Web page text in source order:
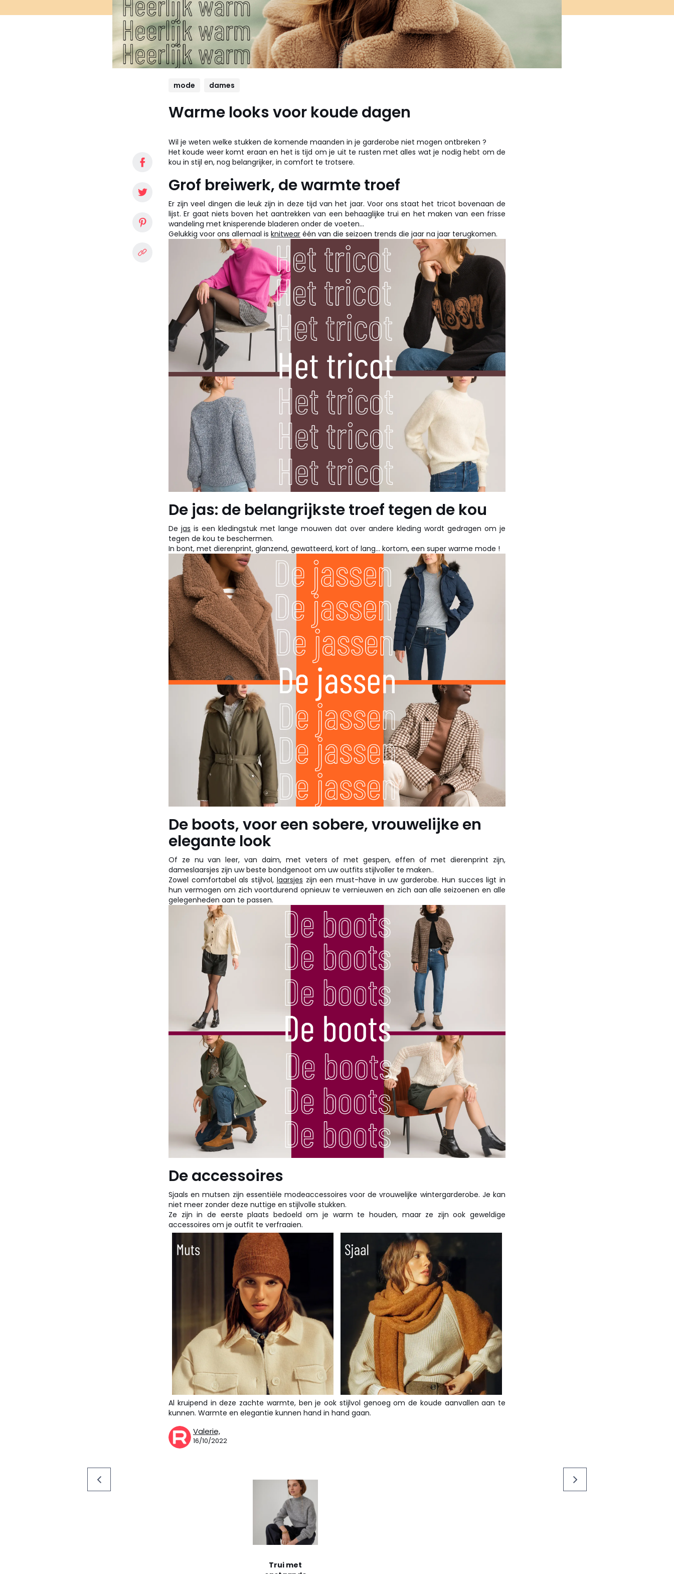
mode dames
Warme looks voor koude dagen
Wil je weten welke stukken de komende maanden in je garderobe niet mogen ontbreken ?
Het koude weer komt eraan en het is tijd om je uit te rusten met alles wat je nodig hebt om de
kou in stijl en, nog belangrijker, in comfort te trotsere.
Grof breiwerk, de warmte troef
Er zijn veel dingen die leuk zijn in deze tijd van het jaar. Voor ons staat het tricot bovenaan de
lijst. Er gaat niets boven het aantrekken van een behaaglijke trui en het maken van een frisse
wandeling met knisperende bladeren onder de voeten...
Gelukkig voor ons allemaal is knitwear één van die seizoen trends die jaar na jaar terugkomen.
De jas: de belangrijkste troef tegen de kou
De jas is een kledingstuk met lange mouwen dat over andere kleding wordt gedragen om je
tegen de kou te beschermen.
In bont, met dierenprint, glanzend, gewatteerd, kort of lang... kortom, een super warme mode !
De boots, voor een sobere, vrouwelijke en
elegante look
Of ze nu van leer, van daim, met veters of met gespen, effen of met dierenprint zijn,
dameslaarsjes zijn uw beste bondgenoot om uw outfits stijlvoller te maken..
Zowel comfortabel als stijlvol, laarsjes zijn een must-have in uw garderobe. Hun succes ligt in
hun vermogen om zich voortdurend opnieuw te vernieuwen en zich aan alle seizoenen en alle
gelegenheden aan te passen.
De accessoires
Sjaals en mutsen zijn essentiële modeaccessoires voor de vrouwelijke wintergarderobe. Je kan
niet meer zonder deze nuttige en stijlvolle stukken.
Ze zijn in de eerste plaats bedoeld om je warm te houden, maar ze zijn ook geweldige
accessoires om je outfit te verfraaien.
Al kruipend in deze zachte warmte, ben je ook stijlvol genoeg om de koude aanvallen aan te
kunnen. Warmte en elegantie kunnen hand in hand gaan.
Valerie,
16/10/2022
Trui met